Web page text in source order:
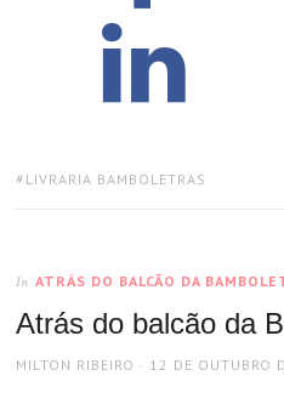
TAGS:
LIVRARIA BAMBOLETRAS
In ATRÁS DO BALCÃO DA
Atrás do balcão da
AUTHOR
MILTON RIBEIRO
POSTED
12 DE OUTUBRO